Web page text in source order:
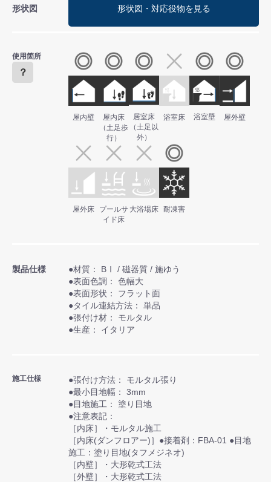
形状図 形状図・対応役物を見る
使用箇所
？
屋内壁
屋内床
（土足歩
行）
居室床
（土足以
外）
浴室床 浴室壁 屋外壁
屋外床
プールサ
イド床
大浴場床 耐凍害
製品仕様
●材質： BⅠ / 磁器質 / 施ゆう
●表面色調： 色幅大
●表面形状： フラット面
●タイル連結方法： 単品
●張付け材： モルタル
●生産： イタリア
施工仕様
●張付け方法： モルタル張り
●最小目地幅： 3mm
●目地施工： 塗り目地
●注意表記：
［内床］・モルタル施工
［内床(ダンフロアー)］●接着剤：FBA-01 ●目地
施工：塗り目地(タフメジネオ)
［内壁］・大形乾式工法
［外壁］・大形乾式工法